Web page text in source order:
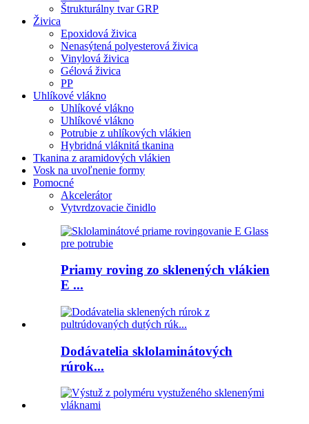
Štrukturálny tvar GRP
Živica
Epoxidová živica
Nenasýtená polyesterová živica
Vinylová živica
Gélová živica
PP
Uhlíkové vlákno
Uhlíkové vlákno
Uhlíkové vlákno
Potrubie z uhlíkových vlákien
Hybridná vláknitá tkanina
Tkanina z aramidových vlákien
Vosk na uvoľnenie formy
Pomocné
Akcelerátor
Vytvrdzovacie činidlo
Priamy roving zo sklenených vlákien
E ...
Dodávatelia sklolaminátových
rúrok...